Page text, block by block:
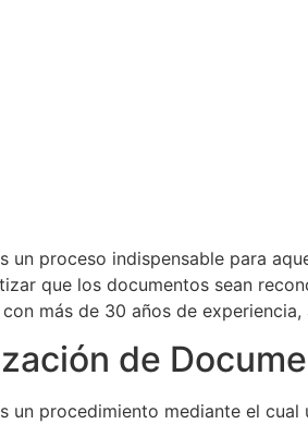
un proceso indispensable para
que los documentos sean
más de 30 años de
de
un procedimiento mediante el